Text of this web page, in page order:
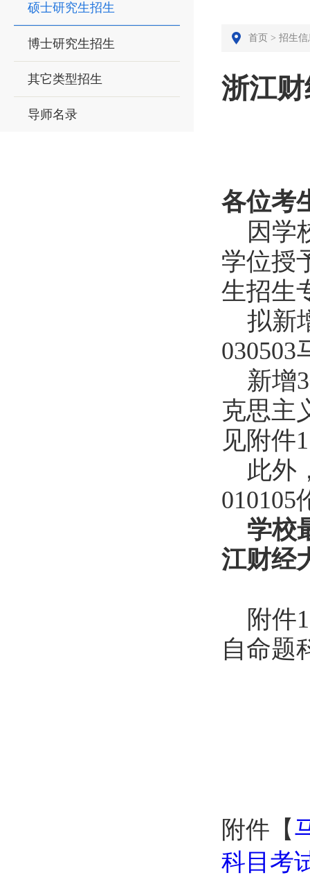
硕士研究生招生
博士研究生招生
其它类型招生
导师名录
首页 > 招生信
浙江
各位考
因学
学位授
生招生
拟新
030503
新增
克思主
见附件
此外
010105
学校
江财经
附件
自命题
附件【
科目考